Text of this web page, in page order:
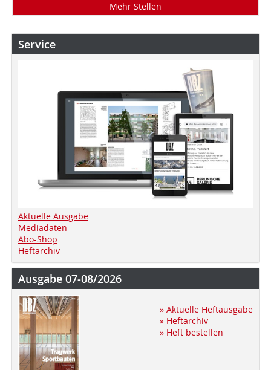
Mehr Stellen
Service
Aktuelle Ausgabe
Mediadaten
Abo-Shop
Heftarchiv
Ausgabe 07-08/2026
» Aktuelle Heftausgabe
» Heftarchiv
» Heft bestellen